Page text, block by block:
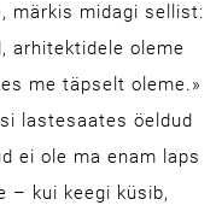
märkis midagi sellist:
arhitektidele oleme
me täpselt oleme.»
lastesaates öeldud
ei ole ma enam laps
– kui keegi küsib,